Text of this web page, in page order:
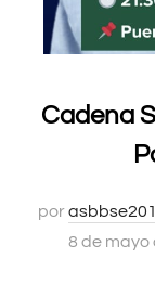
Cadena
por
8 de mayo